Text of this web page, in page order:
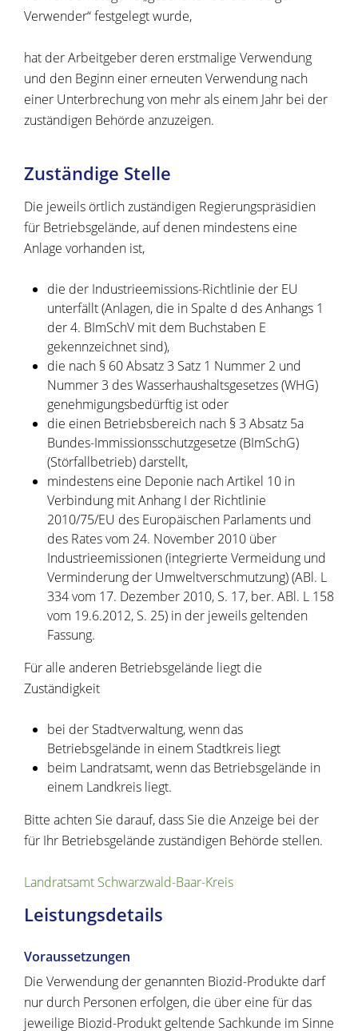
Verwender“ festgelegt wurde,
hat der Arbeitgeber deren erstmalige Verwendung
und den Beginn einer erneuten Verwendung nach
einer Unterbrechung von mehr als einem Jahr bei der
zuständigen Behörde anzuzeigen.
Zuständige Stelle
Die jeweils örtlich zuständigen Regierungspräsidien
für Betriebsgelände, auf denen mindestens eine
Anlage vorhanden ist,
die der Industrieemissions-Richtlinie der EU
unterfällt (Anlagen, die in Spalte d des Anhangs 1
der 4. BImSchV mit dem Buchstaben E
gekennzeichnet sind),
die nach § 60 Absatz 3 Satz 1 Nummer 2 und
Nummer 3 des Wasserhaushaltsgesetzes (WHG)
genehmigungsbedürftig ist oder
die einen Betriebsbereich nach § 3 Absatz 5a
Bundes-Immissionsschutzgesetze (BImSchG)
(Störfallbetrieb) darstellt,
mindestens eine Deponie nach Artikel 10 in
Verbindung mit Anhang I der Richtlinie
2010/75/EU des Europäischen Parlaments und
des Rates vom 24. November 2010 über
Industrieemissionen (integrierte Vermeidung und
Verminderung der Umweltverschmutzung) (ABl. L
334 vom 17. Dezember 2010, S. 17, ber. ABl. L 158
vom 19.6.2012, S. 25) in der jeweils geltenden
Fassung.
Für alle anderen Betriebsgelände liegt die
Zuständigkeit
bei der Stadtverwaltung, wenn das
Betriebsgelände in einem Stadtkreis liegt
beim Landratsamt, wenn das Betriebsgelände in
einem Landkreis liegt.
Bitte achten Sie darauf, dass Sie die Anzeige bei der
für Ihr Betriebsgelände zuständigen Behörde stellen.
Landratsamt Schwarzwald-Baar-Kreis
Leistungsdetails
Voraussetzungen
Die Verwendung der genannten Biozid-Produkte darf
nur durch Personen erfolgen, die über eine für das
jeweilige Biozid-Produkt geltende Sachkunde im Sinne